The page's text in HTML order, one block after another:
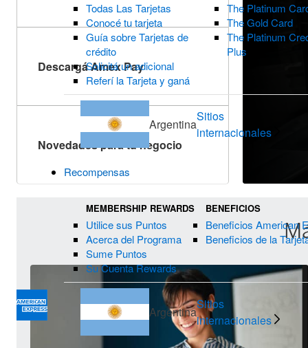
Todas Las Tarjetas
Conocé tu tarjeta
Guía sobre Tarjetas de
crédito
Solicitá un adicional
Referí la Tarjeta y ganá
The Platinum
The Gold Card
The Platinum
Plus
Argentina
Sitios
internacionales
Recompensas
MEMBERSHIP REWARDS
Utilice sus Puntos
Acerca del Programa
Sume Puntos
Su Cuenta Rewards
BENEFICIOS
Beneficios American
Beneficios de la
Argentina
Sitios
internacionales
Descargá Amex Pay
Novedades para tu negocio